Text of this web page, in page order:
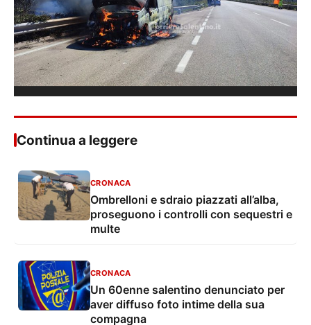
Continua a leggere
CRONACA
Ombrelloni e sdraio piazzati all’alba,
proseguono i controlli con sequestri e
multe
CRONACA
Un 60enne salentino denunciato per
aver diffuso foto intime della sua
compagna